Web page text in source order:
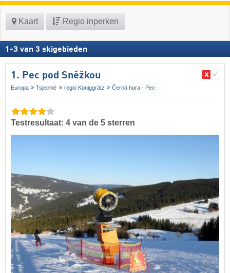
Kaart Regio inperken
1 -3 van 3 skigebieden
1. Pec pod Sněžkou
Europa Tsjechië regio Königgrätz Černá hora - Pec
Testresultaat: 4 van de 5 sterren